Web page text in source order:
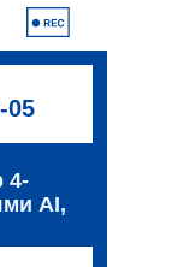
05
4-
AI,